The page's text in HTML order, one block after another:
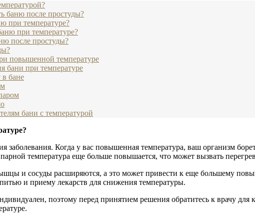
баню после простуды?
при температуре?
при температуре?
после простуды?
повышенной температуре
бани при температуре
в бане
бани с температурой
заболевания. Когда у вас повышенная температура, ваш организм
температура еще больше повышается, что может вызвать
и сосуды расширяются, а это может привести к еще большему
и приему лекарств для снижения температуры.
поэтому перед принятием решения обратитесь к врачу